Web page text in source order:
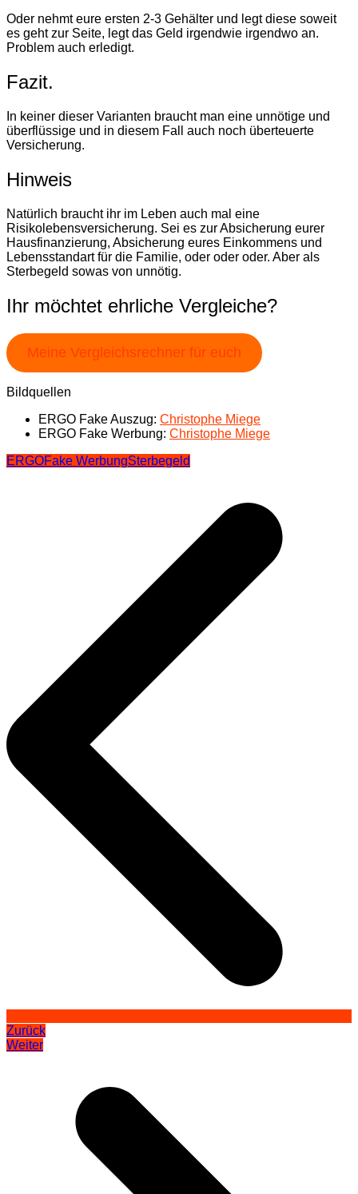
Oder nehmt eure ersten 2-3 Gehälter und legt diese soweit
es geht zur Seite, legt das Geld irgendwie irgendwo an.
Problem auch erledigt.
Fazit.
In keiner dieser Varianten braucht man eine unnötige und
überflüssige und in diesem Fall auch noch überteuerte
Versicherung.
Hinweis
Natürlich braucht ihr im Leben auch mal eine
Risikolebensversicherung. Sei es zur Absicherung eurer
Hausfinanzierung, Absicherung eures Einkommens und
Lebensstandart für die Familie, oder oder oder. Aber als
Sterbegeld sowas von unnötig.
Ihr möchtet ehrliche Vergleiche?
Meine Vergleichsrechner für euch
Bildquellen
ERGO Fake Auszug: Christophe Miege
ERGO Fake Werbung: Christophe Miege
ERGOFake WerbungSterbegeld
Zurück
Weiter